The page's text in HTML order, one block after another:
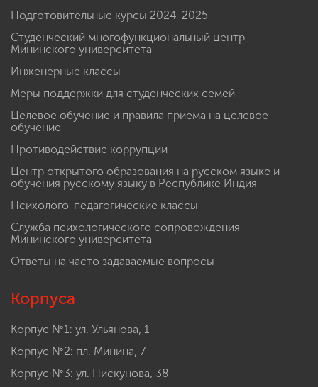
Подготовительные курсы 2024-2025
Студенческий многофункциональный центр
Мининского университета
Инженерные классы
Меры поддержки для студенческих семей
Целевое обучение и правила приема на целевое
обучение
Противодействие коррупции
Центр открытого образования на русском языке и
обучения русскому языку в Республике Индия
Психолого-педагогические классы
Служба психологического сопровождения
Мининского университета
Ответы на часто задаваемые вопросы
Корпуса
Корпус №1: ул. Ульянова, 1
Корпус №2: пл. Минина, 7
Корпус №3: ул. Пискунова, 38